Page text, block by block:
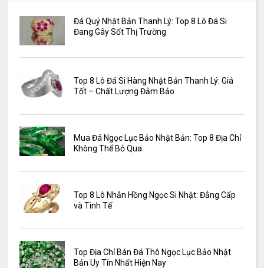
Đá Quý Nhật Bản Thanh Lý: Top 8 Lô Đá Si
Đang Gây Sốt Thị Trường
Top 8 Lô Đá Si Hàng Nhật Bản Thanh Lý: Giá
Tốt – Chất Lượng Đảm Bảo
Mua Đá Ngọc Lục Bảo Nhật Bản: Top 8 Địa Chỉ
Không Thể Bỏ Qua
Top 8 Lô Nhẫn Hồng Ngọc Si Nhật: Đẳng Cấp
và Tinh Tế
Top Địa Chỉ Bán Đá Thô Ngọc Lục Bảo Nhật
Bản Uy Tín Nhất Hiện Nay